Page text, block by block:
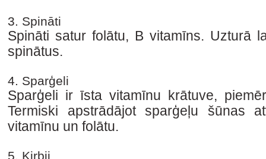
3. Spināti
Spināti satur folātu, B vitamīns. Uzturā
spinātus.
4. Sparģeli
Sparģeli ir īsta vitamīnu krātuve,
Termiski apstrādājot sparģeļu šūnas
vitamīnu un folātu.
5. Ķirbji